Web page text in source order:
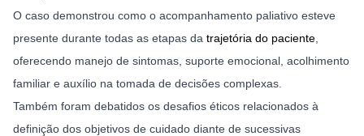
O caso demonstrou como o acompanhamento paliativo esteve
presente durante todas as etapas da trajetória do paciente
oferecendo manejo de sintomas, suporte emocional, acolhimento
familiar e auxílio na tomada de decisões complexas.
Também foram debatidos os desafios éticos relacionados à
definição dos objetivos de cuidado diante de sucessivas